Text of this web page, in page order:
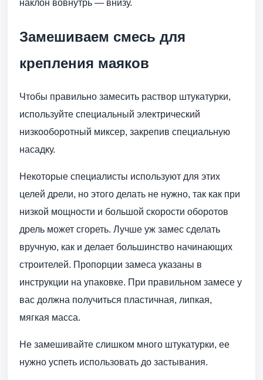
наклон вовнутрь — внизу.
Замешиваем смесь для
крепления маяков
Чтобы правильно замесить раствор штукатурки,
используйте специальный электрический
низкооборотный миксер, закрепив специальную
насадку.
Некоторые специалисты используют для этих
целей дрели, но этого делать не нужно, так как при
низкой мощности и большой скорости оборотов
дрель может сгореть. Лучше уж замес сделать
вручную, как и делает большинство начинающих
строителей. Пропорции замеса указаны в
инструкции на упаковке. При правильном замесе у
вас должна получиться пластичная, липкая,
мягкая масса.
Не замешивайте слишком много штукатурки, ее
нужно успеть использовать до застывания.